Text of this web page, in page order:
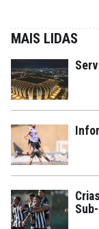
MAIS LIDAS